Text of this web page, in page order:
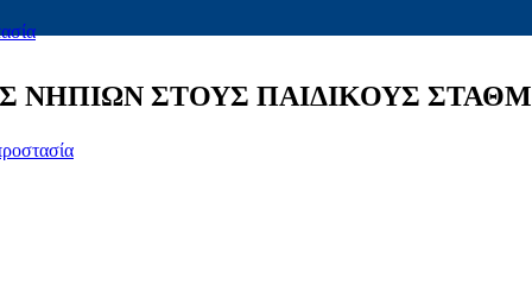
ΝΗΠΙΩΝ ΣΤΟΥΣ ΠΑΙΔΙΚΟΥΣ